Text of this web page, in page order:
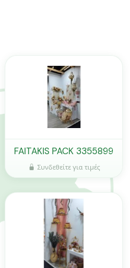
FAITAKIS PACK 3355899
Συνδεθείτε για τιμές